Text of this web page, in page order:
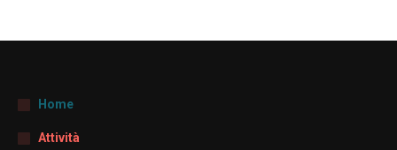
Home
Attività